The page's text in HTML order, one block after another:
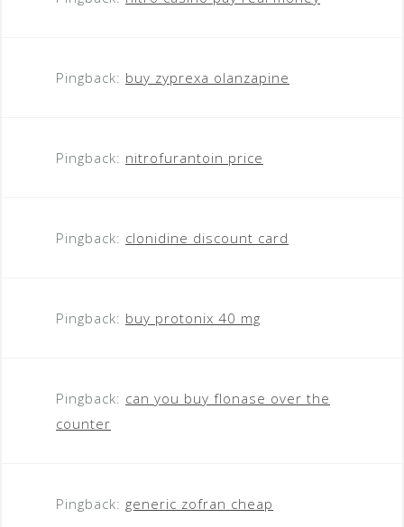
Pingback: buy zyprexa olanzapine
Pingback: nitrofurantoin price
Pingback: clonidine discount card
Pingback: buy protonix 40 mg
Pingback: can you buy flonase over the
counter
Pingback: generic zofran cheap